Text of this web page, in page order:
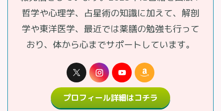
哲学や心理学、占星術の知識に加えて、解剖
学や東洋医学、最近では薬膳の勉強も行って
おり、体から心までサポートしています。
プロフィール詳細はコチラ